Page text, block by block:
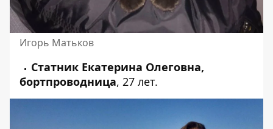
Игорь Матьков
Статник Екатерина Олеговна,
бортпроводница, 27 лет.